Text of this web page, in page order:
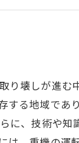
環境が整う千
壊しが進
る地域で
に、技術や